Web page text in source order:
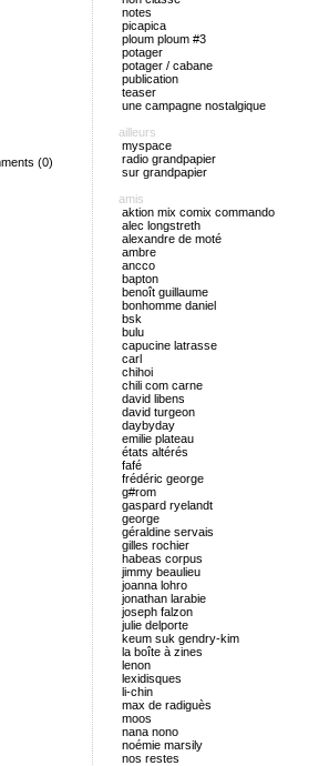
(0)
notes
picapica
ploum ploum #3
potager
potager / cabane
publication
teaser
une campagne nostalgique
ailleurs
myspace
radio grandpapier
sur grandpapier
amis
aktion mix comix commando
alec longstreth
alexandre de moté
ambre
ancco
bapton
benoît guillaume
bonhomme daniel
bsk
bulu
capucine latrasse
carl
chihoi
chili com carne
david libens
david turgeon
daybyday
emilie plateau
états altérés
fafé
frédéric george
g#rom
gaspard ryelandt
george
géraldine servais
gilles rochier
habeas corpus
jimmy beaulieu
joanna lohro
jonathan larabie
joseph falzon
julie delporte
keum suk gendry-kim
la boîte à zines
lenon
lexidisques
li-chin
max de radiguès
moos
nana nono
noémie marsily
nos restes